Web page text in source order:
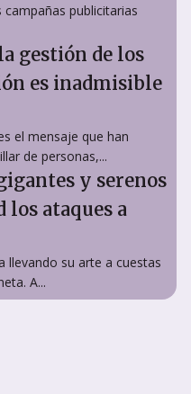
publicitarias
gestión de los
es inadmisible
el mensaje que han
de personas,...
y serenos
los ataques a
llevando su arte a cuestas
A...